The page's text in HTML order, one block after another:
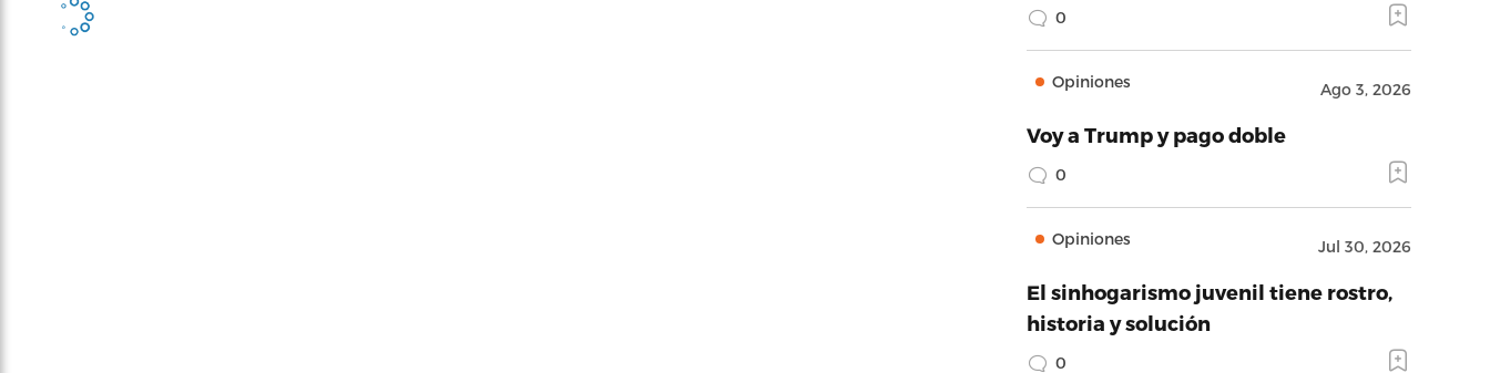
0
Opiniones Ago 3, 2026
Voy a Trump y pago doble
0
Opiniones Jul 30, 2026
El sinhogarismo juvenil tiene rostro,
historia y solución
0